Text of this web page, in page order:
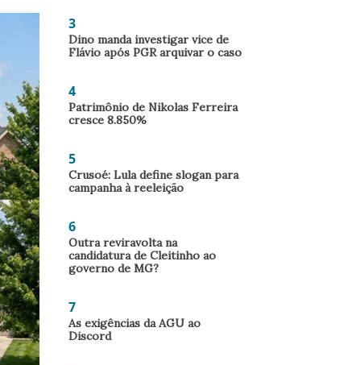
3
Dino manda investigar vice de
Flávio após PGR arquivar o caso
4
Patrimônio de Nikolas Ferreira
cresce 8.850%
5
Crusoé: Lula define slogan para
campanha à reeleição
6
Outra reviravolta na
candidatura de Cleitinho ao
governo de MG?
7
As exigências da AGU ao
Discord